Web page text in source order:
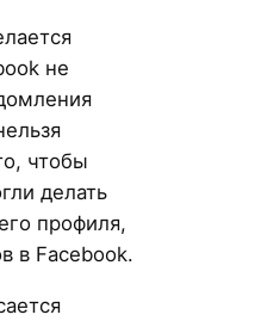
не
чтобы
делать
профиля,
в Facebook.